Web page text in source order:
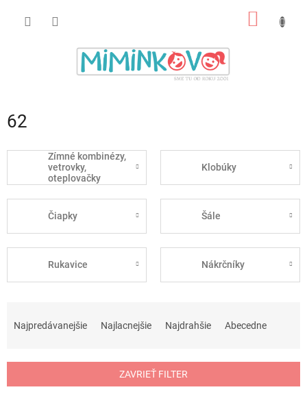
62
Zímné kombinézy,
vetrovky,
oteplovačky
Klobúky
Čiapky Šále
Rukavice Nákrčníky
i
Najpredávanejšie Najlacnejšie Najdrahšie Abecedne
ZAVRIEŤ FILTER